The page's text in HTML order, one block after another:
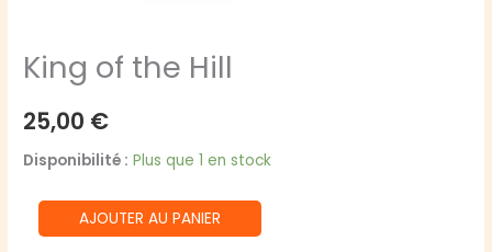
King of the Hill
25,00 €
Disponibilité : Plus que 1 en stock
quantité
de
AJOUTER AU PANIER